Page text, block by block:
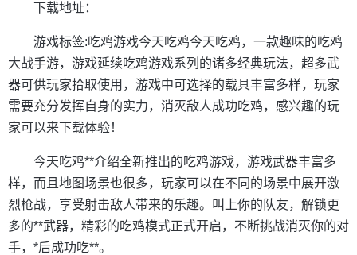
下载地址：
游戏标签:吃鸡游戏今天吃鸡今天吃鸡，一款趣味的吃鸡
大战手游，游戏延续吃鸡游戏系列的诸多经典玩法，超多武
器可供玩家拾取使用，游戏中可选择的载具丰富多样，玩家
需要充分发挥自身的实力，消灭敌人成功吃鸡，感兴趣的玩
家可以来下载体验！
今天吃鸡**介绍全新推出的吃鸡游戏，游戏武器丰富多
样，而且地图场景也很多，玩家可以在不同的场景中展开激
烈枪战，享受射击敌人带来的乐趣。叫上你的队友，解锁更
多的**武器，精彩的吃鸡模式正式开启，不断挑战消灭你的对
手，*后成功吃**。